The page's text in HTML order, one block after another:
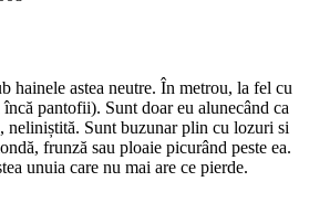
hainele astea neutre. În metrou, la fel cu
încă pantofii). Sunt doar eu alunecând ca
neliniștită. Sunt buzunar plin cu lozuri si
frunză sau ploaie picurând peste ea.
unuia care nu mai are ce pierde.